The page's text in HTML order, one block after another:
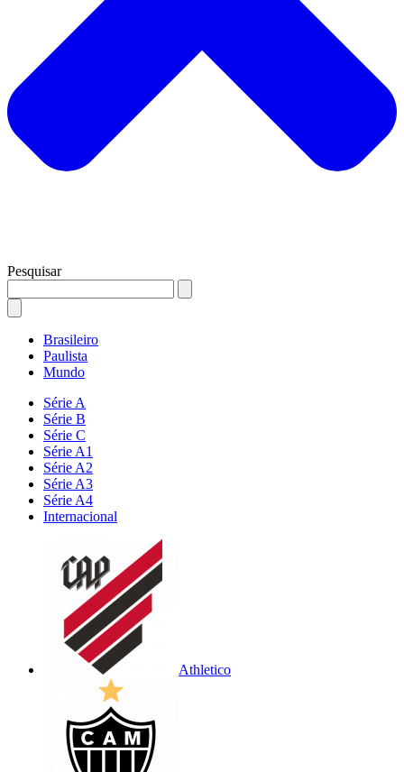
Pesquisar
Brasileiro
Paulista
Mundo
Série A
Série B
Série C
Série A1
Série A2
Série A3
Série A4
Internacional
Athletico